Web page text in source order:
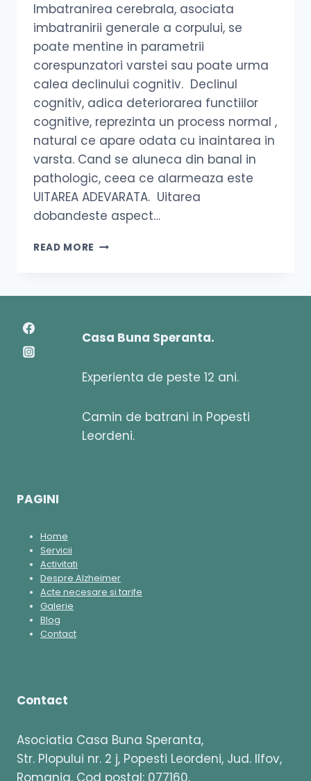
Imbatranirea cerebrala, asociata
imbatranirii generale a corpului, se
poate mentine in parametrii
corespunzatori varstei sau poate urma
calea declinului cognitiv. Declinul
cognitiv, adica deteriorarea functiilor
cognitive, reprezinta un process normal ,
natural ce apare odata cu inaintarea in
varsta. Cand se aluneca din banal in
pathologic, ceea ce alarmeaza este
UITAREA ADEVARATA. Uitarea
dobandeste aspect…
READ MORE
Casa Buna Speranta.
Experienta de peste 12 ani.
Camin de batrani in Popesti
Leordeni.
PAGINI
Home
Servicii
Activitati
Despre Alzheimer
Acte necesare si tarife
Galerie
Blog
Contact
Contact
Asociatia Casa Buna Speranta,
Str. Plopului nr. 2 j, Popesti Leordeni, Jud. Ilfov,
Romania, Cod postal: 077160.